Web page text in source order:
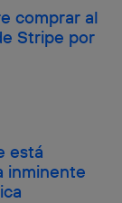
comprar al
Stripe por
está
inminente